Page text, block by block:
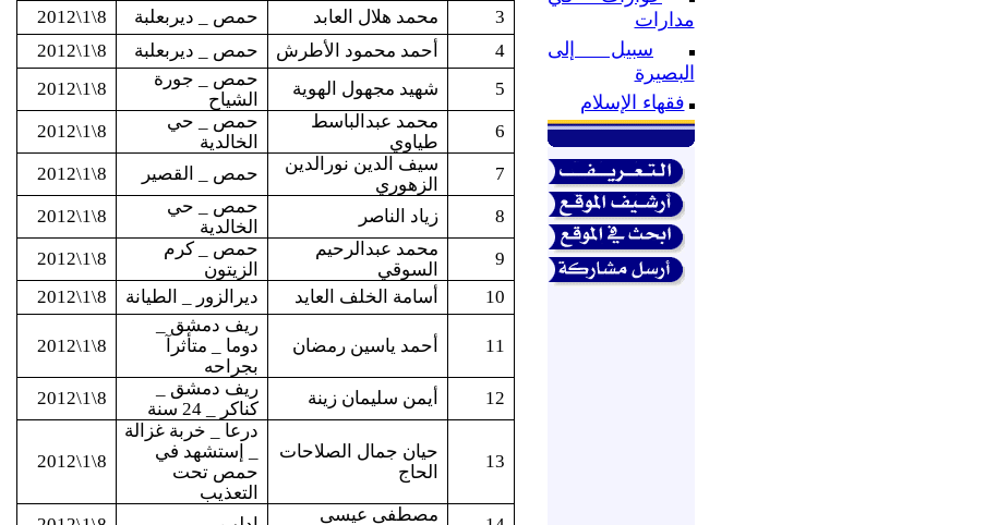
مدارات
سبيل إلى
البصيرة
فقهاء الإسلام
3
محمد هلال العابد حمص _ ديربعلبة
8\1\2012
4
أحمد محمود الأطرش حمص _ ديربعلبة
8\1\2012
5
شهيد مجهول الهوية
حمص _ جورة
الشياح
8\1\2012
6
محمد عبدالباسط
طياوي
حمص _ حي
الخالدية
8\1\2012
7
سيف الدين نورالدين
الزهوري
حمص _ القصير 8\1\2012
8 زياد الناصر
حمص _ حي
الخالدية
8\1\2012
9
محمد عبدالرحيم
السوقي
حمص _ كرم
الزيتون
8\1\2012
10
أسامة الخلف العايد ديرالزور _ الطيانة 8\1\2012
11 أحمد ياسين رمضان
ريف دمشق _
دوما _ متأثرآ
بجراحه
8\1\2012
12 أيمن سليمان زينة
ريف دمشق _
كناكر _ 24 سنة
8\1\2012
13
حيان جمال الصلاحات
الحاج
درعا _ خربة غزالة
_ إستشهد في
حمص تحت
التعذيب
8\1\2012
مصطفى عيسى